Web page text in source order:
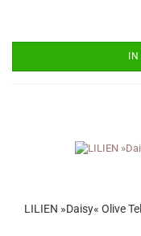
LILIEN »Daisy« Olive